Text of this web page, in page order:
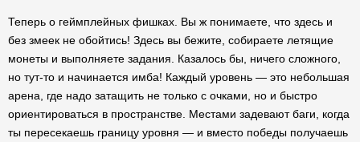
Теперь о геймплейных фишках. Вы ж понимаете, что здесь и
без змеек не обойтись! Здесь вы бежите, собираете летящие
монеты и выполняете задания. Казалось бы, ничего сложного,
но тут-то и начинается имба! Каждый уровень — это небольшая
арена, где надо затащить не только с очками, но и быстро
ориентироваться в пространстве. Местами задевают баги, когда
ты пересекаешь границу уровня — и вместо победы получаешь